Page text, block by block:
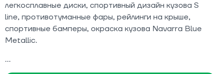
легкосплавные диски, спортивный дизайн кузова S
line, противотуманные фары, рейлинги на крыше,
спортивные бамперы, окраска кузова Navarra Blue
Metallic.